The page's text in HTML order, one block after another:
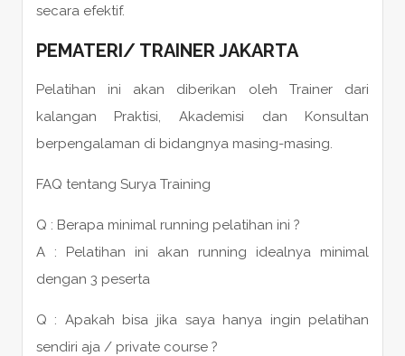
secara efektif.
PEMATERI/ TRAINERJAKARTA
Pelatihan ini akan diberikan oleh Trainer dari
kalangan Praktisi, Akademisi dan Konsultan
berpengalaman di bidangnya masing-masing.
FAQ tentang Surya Training
Q : Berapa minimal running pelatihan ini ?
A : Pelatihan ini akan running idealnya minimal
dengan 3 peserta
Q : Apakah bisa jika saya hanya ingin pelatihan
sendiri aja / private course ?